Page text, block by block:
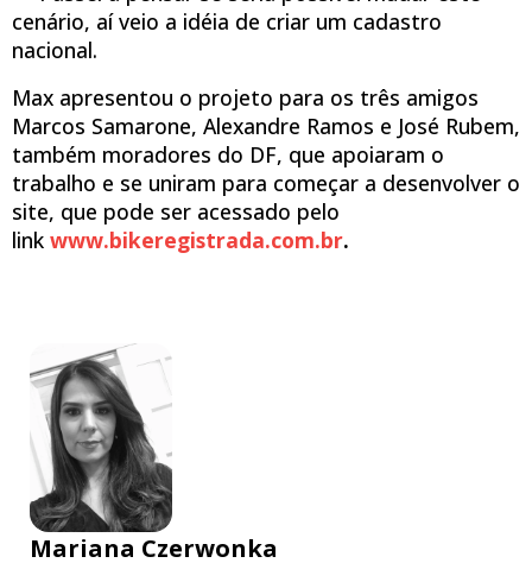
cenário, aí veio a idéia de criar um cadastro
nacional.
Max apresentou o projeto para os três amigos
Marcos Samarone, Alexandre Ramos e José Rubem,
também moradores do DF, que apoiaram o
trabalho e se uniram para começar a desenvolver o
site, que pode ser acessado pelo
link www.bikeregistrada.com.br.
Mariana Czerwonka